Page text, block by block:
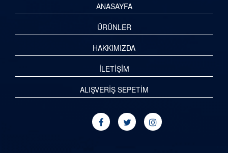
ANASAYFA
ÜRÜNLER
HAKKIMIZDA
İLETİŞİM
ALIŞVERİŞ SEPETİM